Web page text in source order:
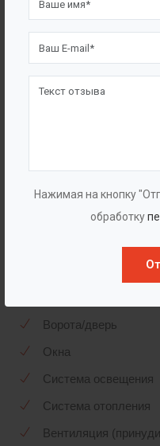
Нажимая на кнопку
обработку
принудительной
монтажа насосного
сороулавливающей
стоков и прочее
Ворота/дверь
Окна
Система освещения
Система отопления
Вентиляция